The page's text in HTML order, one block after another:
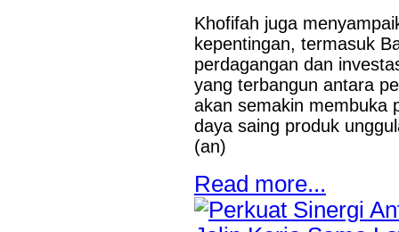
Khofifah juga
kepentingan, termasuk
perdagangan dan
yang terbangun antara
akan semakin membuka
daya saing produk
(an)
Read more...